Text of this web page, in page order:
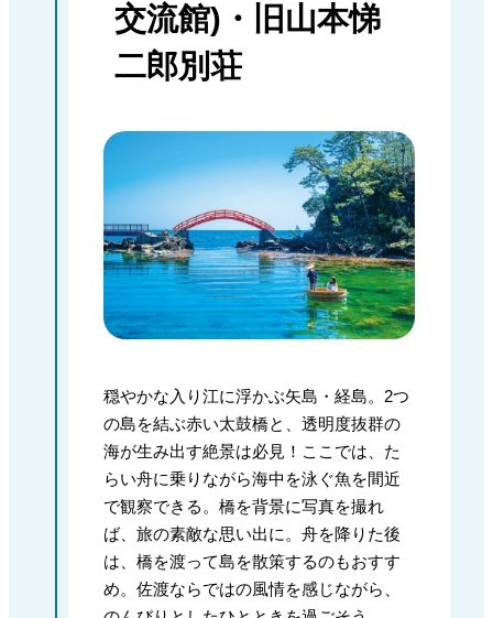
交流館)・旧山本悌
二郎別荘
穏やかな入り江に浮かぶ矢島・経島。2つ
の島を結ぶ赤い太鼓橋と、透明度抜群の
海が生み出す絶景は必見！ここでは、た
らい舟に乗りながら海中を泳ぐ魚を間近
で観察できる。橋を背景に写真を撮れ
ば、旅の素敵な思い出に。舟を降りた後
は、橋を渡って島を散策するのもおすす
め。佐渡ならではの風情を感じながら、